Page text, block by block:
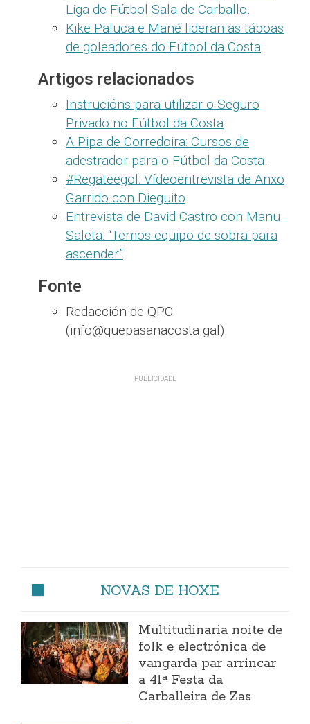
Liga de Fútbol Sala de Carballo.
Kike Paluca e Mané lideran as táboas
de goleadores do Fútbol da Costa.
Artigos relacionados
Instrucións para utilizar o Seguro
Privado no Fútbol da Costa.
A Pipa de Corredoira: Cursos de
adestrador para o Fútbol da Costa.
#Regateegol: Vídeoentrevista de Anxo
Garrido con Dieguito.
Entrevista de David Castro con Manu
Saleta: “Temos equipo de sobra para
ascender”.
Fonte
Redacción de QPC
(info@quepasanacosta.gal).
NOVAS DE HOXE
Multitudinaria noite de
folk e electrónica de
vangarda par arrincar
a 41ª Festa da
Carballeira de Zas